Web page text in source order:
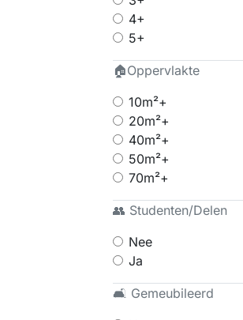
4+
5+
🏠Oppervlakte
10m²+
20m²+
40m²+
50m²+
70m²+
👥 Studenten/Delen
Nee
Ja
🛋 Gemeubileerd